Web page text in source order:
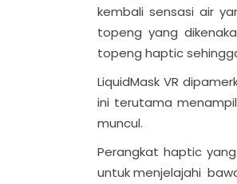
kembali sensasi air
topeng yang
topeng haptic
LiquidMask VR
ini terutama
muncul.
Perangkat haptic
untuk menjelajahi